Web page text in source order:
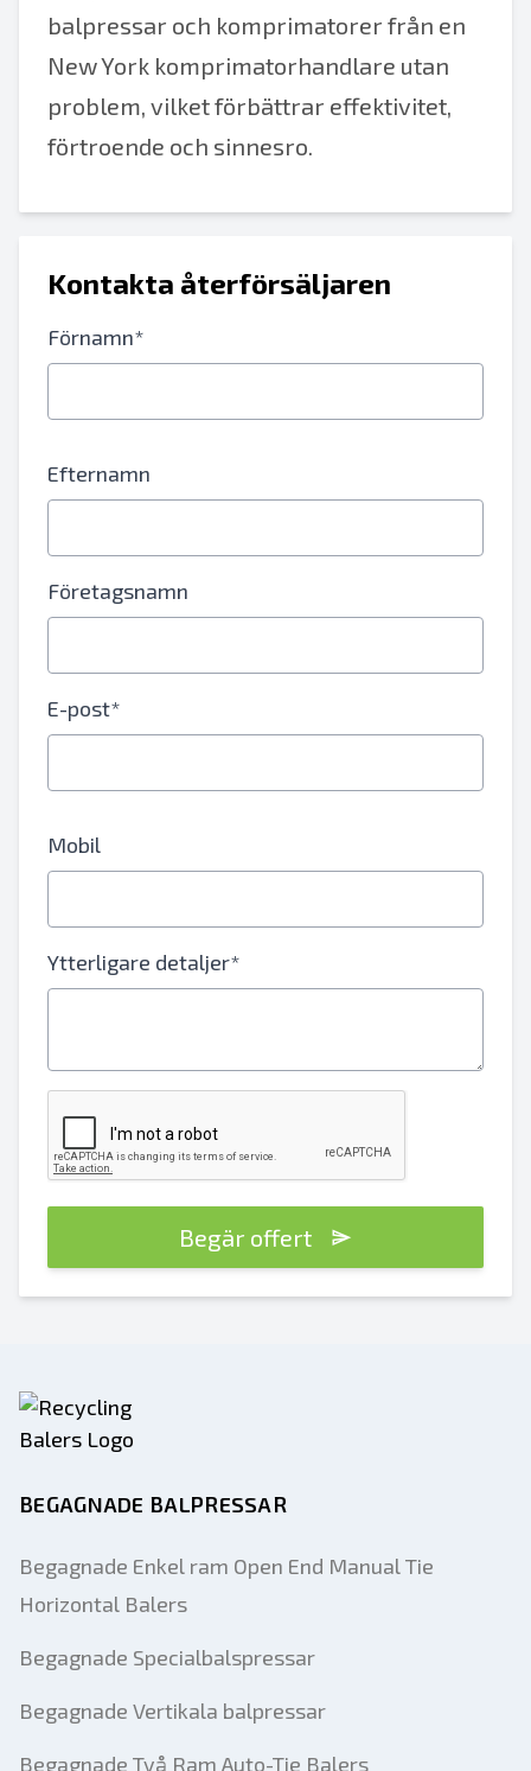
balpressar och komprimatorer från en
New York komprimatorhandlare utan
problem, vilket förbättrar effektivitet,
förtroende och sinnesro.
Kontakta återförsäljaren
Förnamn*
Efternamn
Företagsnamn
E-post*
Mobil
Ytterligare detaljer*
Begär offert
BEGAGNADE BALPRESSAR
Begagnade Enkel ram Open End Manual Tie
Horizontal Balers
Begagnade Specialbalspressar
Begagnade Vertikala balpressar
Begagnade Två Ram Auto-Tie Balers